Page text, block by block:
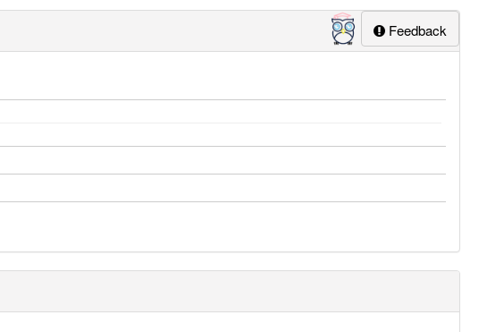
Feedback